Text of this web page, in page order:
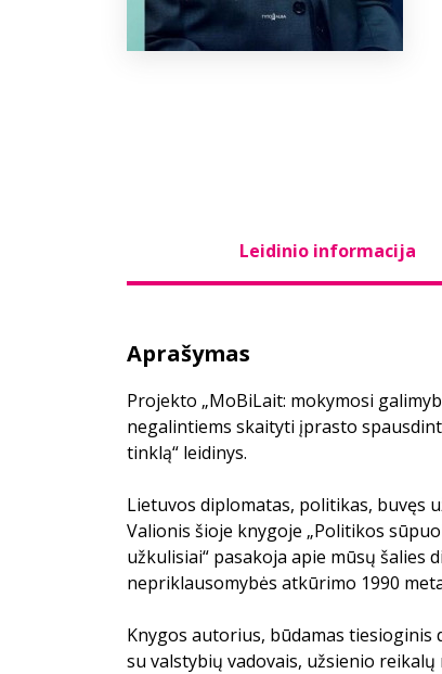
Leidinio informacija
Aprašymas
Projekto „MoBiLait: mokymosi
negalintiems skaityti įprasto
tinklą“ leidinys.
Lietuvos diplomatas, politikas, buvęs
Valionis šioje knygoje „Politikos
užkulisiai“ pasakoja apie mūsų šalies
nepriklausomybės atkūrimo 1990
Knygos autorius, būdamas
su valstybių vadovais, užsienio